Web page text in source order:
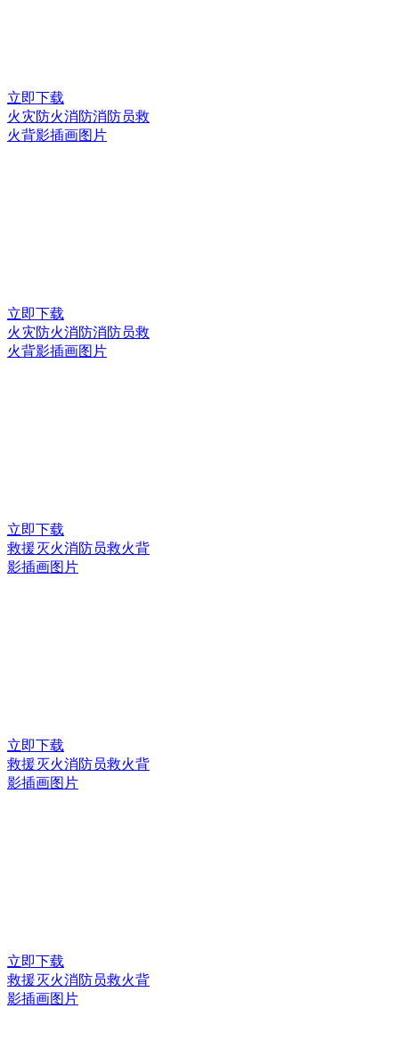
立即下载
火灾防火消防消防员救
火背影插画图片
立即下载
火灾防火消防消防员救
火背影插画图片
立即下载
救援灭火消防员救火背
影插画图片
立即下载
救援灭火消防员救火背
影插画图片
立即下载
救援灭火消防员救火背
影插画图片